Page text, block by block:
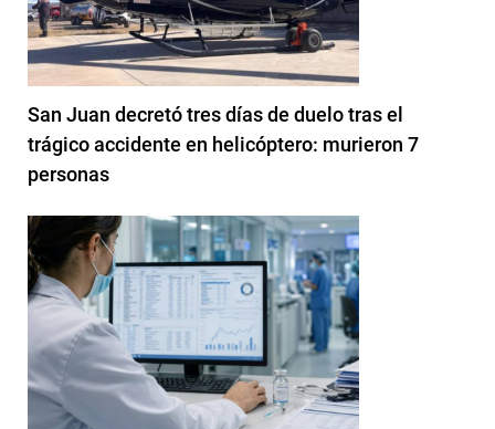
San Juan decretó tres días de duelo tras el
trágico accidente en helicóptero: murieron 7
personas